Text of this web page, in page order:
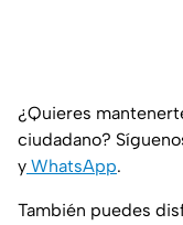
¿Quieres
ciudadano?
y WhatsApp.
También puedes